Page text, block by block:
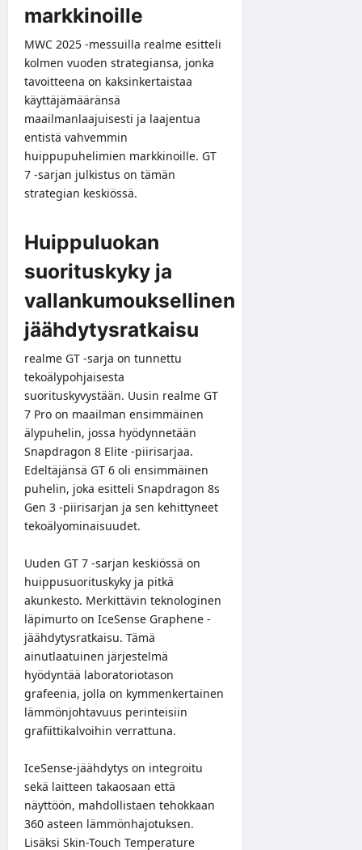
markkinoille
MWC 2025 -messuilla realme esitteli
kolmen vuoden strategiansa, jonka
tavoitteena on kaksinkertaistaa
käyttäjämääränsä
maailmanlaajuisesti ja laajentua
entistä vahvemmin
huippupuhelimien markkinoille. GT
7 -sarjan julkistus on tämän
strategian keskiössä.
Huippuluokan
suorituskyky ja
vallankumouksellinen
jäähdytysratkaisu
realme GT -sarja on tunnettu
tekoälypohjaisesta
suorituskyvystään. Uusin realme GT
7 Pro on maailman ensimmäinen
älypuhelin, jossa hyödynnetään
Snapdragon 8 Elite -piirisarjaa.
Edeltäjänsä GT 6 oli ensimmäinen
puhelin, joka esitteli Snapdragon 8s
Gen 3 -piirisarjan ja sen kehittyneet
tekoälyominaisuudet.
Uuden GT 7 -sarjan keskiössä on
huippusuorituskyky ja pitkä
akunkesto. Merkittävin teknologinen
läpimurto on IceSense Graphene -
jäähdytysratkaisu. Tämä
ainutlaatuinen järjestelmä
hyödyntää laboratoriotason
grafeenia, jolla on kymmenkertainen
lämmönjohtavuus perinteisiin
grafiittikalvoihin verrattuna.
IceSense-jäähdytys on integroitu
sekä laitteen takaosaan että
näyttöön, mahdollistaen tehokkaan
360 asteen lämmönhajotuksen.
Lisäksi Skin-Touch Temperature